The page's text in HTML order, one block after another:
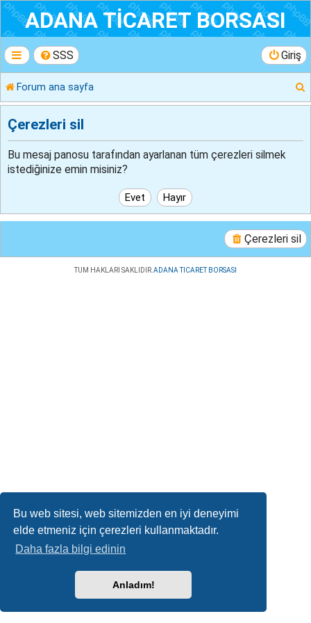
Bu web sitesi, web sitemizden en iyi deneyimi
elde etmeniz için çerezleri kullanmaktadır.
Daha fazla bilgi edinin
Anladım!
ADANA TİCARET BORSASI
SSS Giriş
Forum ana sayfa
r
Çerezleri sil
Bu mesaj panosu tarafından ayarlanan tüm çerezleri silmek
istediğinize emin misiniz?
Çerezleri sil
TUM HAKLARI SAKLIDIR. ADANA TICARET BORSASI